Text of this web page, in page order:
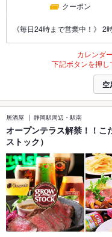
クーポン
《毎日24時まで営業中！》
カレンダ
下記ボタンを押し
空
居酒屋 静岡駅周辺・駅南
オープンテラス解禁！！
ストック）